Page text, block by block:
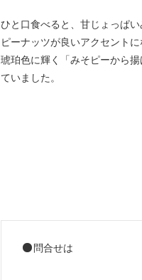
ひと口食べると、甘じょっぱ
ピーナッツが良いアクセント
琥珀色に輝く「みそピーから
ていました。
問合せは